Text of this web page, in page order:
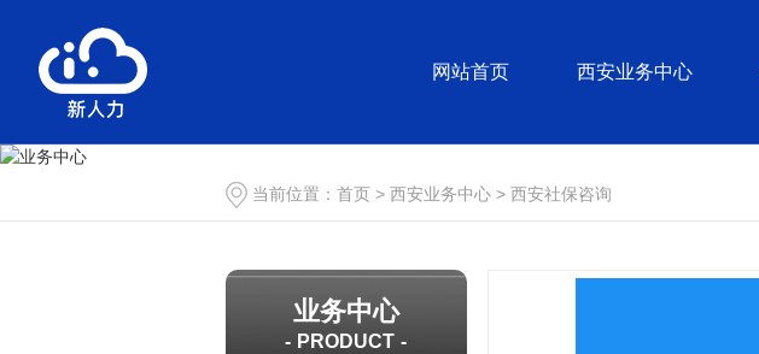
网站首页 西安业务中心
当前位置： 首页 > 西安业务中心 > 西安社保咨询
业务中心
PRODUCT